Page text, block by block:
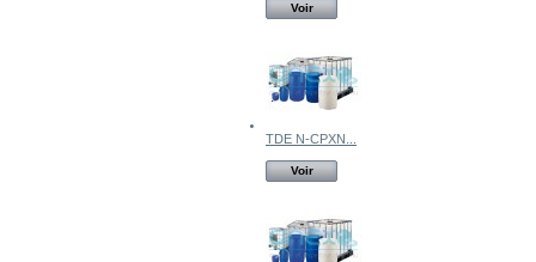
Voir
TDE N-CPXN...
Voir